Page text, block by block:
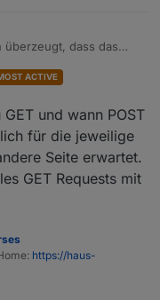
überzeugt, dass das
Tage rum und finde
Speicher - alles selbst
mit Tasmota drauf,
Ladeleistung sodass
ins Netz geht. Mit den
Geräte) kann
direkt geändert
den Http (post)
Speichern-Symbol
überhaupt der
Neuinstallation im
ACTIVE
und wann POST
für die jeweilige
Seite erwartet.
GET Requests mit
https://haus-